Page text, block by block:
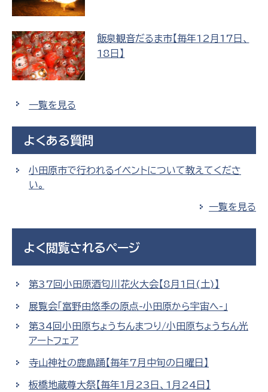
飯泉観音だるま市【毎年12月17日、
18日】
一覧を見る
よくある質問
小田原市で行われるイベントについて教えてくださ
い。
一覧を見る
よく閲覧されるページ
第37回小田原酒匂川花火大会【8月1日(土)】
展覧会「富野由悠季の原点-小田原から宇宙へ-」
第34回小田原ちょうちんまつり/小田原ちょうちん光
アートフェア
寺山神社の鹿島踊【毎年7月中旬の日曜日】
板橋地蔵尊大祭【毎年1月23日、1月24日】